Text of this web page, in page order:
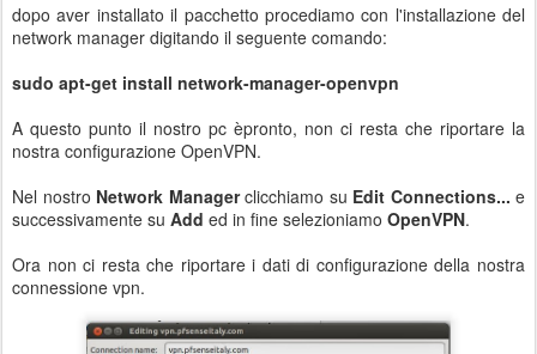
dopo aver installato il pacchetto procediamo con l'installazione del
network manager digitando il seguente comando:
sudo apt-get install network-manager-openvpn
A questo punto il nostro pc èpronto, non ci resta che riportare la
nostra configurazione OpenVPN.
Nel nostro Network Managerclicchiamo su Edit Connections... e
successivamente su Add ed in fine selezioniamo OpenVPN.
Ora non ci resta che riportare i dati di configurazione della nostra
connessione vpn.